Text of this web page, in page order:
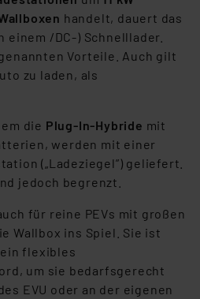
handelt, dauert das
einem /DC-) Schnelllader.
Vorteile. Auch gilt
zu laden, als
die Plug-In-Hybride mit
werden mit einer
(„Ladeziegel”) geliefert.
jedoch begrenzt.
für reine PEVs mit großen
Wallbox ins Spiel. Sie ist
flexibles
um sie bedarfsgerecht
EVU oder an der eigenen